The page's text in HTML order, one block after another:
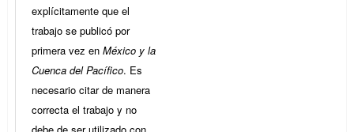
explícitamente que el
trabajo se publicó por
primera vez en México y la
Cuenca del Pacífico. Es
necesario citar de manera
correcta el trabajo y no